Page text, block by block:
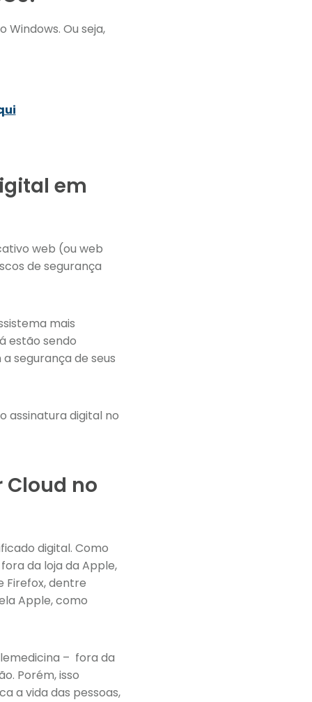
Ou seja,
em
web (ou web
de segurança
mais
estão sendo
segurança de seus
assinatura digital no
Cloud no
digital. Como
da loja da Apple,
Firefox, dentre
Apple, como
– fora da
Porém, isso
a vida das pessoas,